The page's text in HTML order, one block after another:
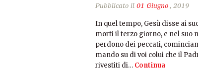
Pubblicato il 01 Giugno, 2019
In quel tempo, Gesù disse ai
morti il terzo giorno, e nel suo
perdono dei peccati,
mando su di voi colui che il
rivestiti di… Continua